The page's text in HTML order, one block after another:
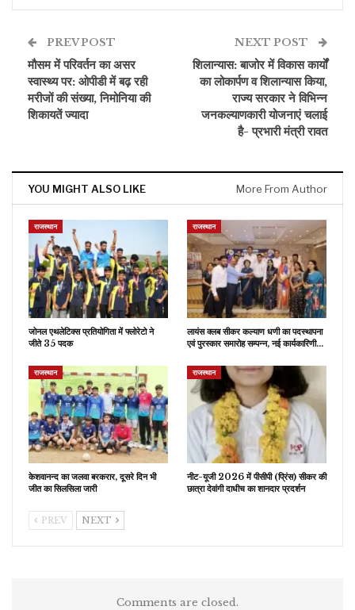
PREV POST
मौसम में परिवर्तन का असर
स्वास्थ्य पर: ओपीडी में बढ़ रही
मरीजों की संख्या, निमोनिया की
शिकायतें ज्यादा
NEXT POST
शिलान्यास: बाजोर में विकास कार्यों
का लोकार्पण व शिलान्यास किया,
राज्य सरकार ने विभिन्न
जनकल्याणकारी योजनाएं चलाई
है- प्रभारी मंत्री रावत
YOU MIGHT ALSO LIKE More From Author
राजस्थान
जोनल एथलेटिक्स प्रतियोगिता में फ्लोरेटो ने
जीते 35 पदक
राजस्थान
लायंस क्लब सीकर कल्याण धणी का पदस्थापना
एवं पुरस्कार समारोह सम्पन्न, नई कार्यकारिणी…
राजस्थान
केशवानन्द का जलवा बरकरार, दूसरे दिन भी
जीत का सिलसिला जारी
राजस्थान
नीट-यूजी 2026 में पीसीपी (प्रिंस) सीकर की
छात्रा देवांगी दाधीच का शानदार प्रदर्शन
PREV NEXT
Comments are closed.